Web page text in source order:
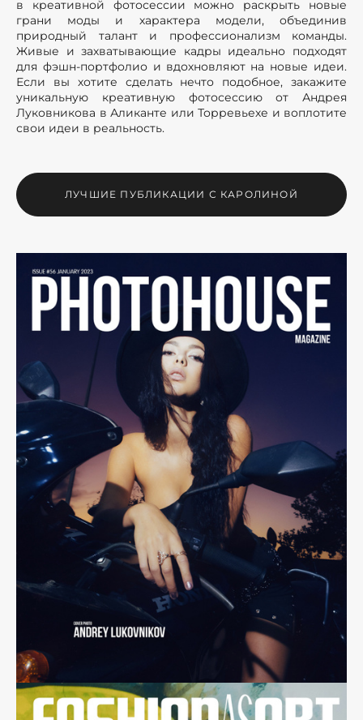
в креативной фотосессии можно раскрыть новые
грани моды и характера модели, объединив
природный талант и профессионализм команды.
Живые и захватывающие кадры идеально подходят
для фэшн-портфолио и вдохновляют на новые идеи.
Если вы хотите сделать нечто подобное, закажите
уникальную креативную фотосессию от Андрея
Луковникова в Аликанте или Торревьехе и воплотите
свои идеи в реальность.
ЛУЧШИЕ ПУБЛИКАЦИИ С КАРОЛИНОЙ